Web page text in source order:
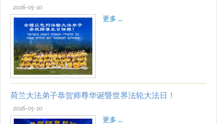
2026-05-10
更多 ...
荷兰大法弟子恭贺师尊华诞暨世界法轮大法日！
2026-05-10
更多 ...